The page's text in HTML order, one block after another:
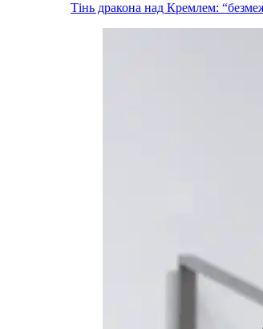
Тінь дракона над Кремлем: